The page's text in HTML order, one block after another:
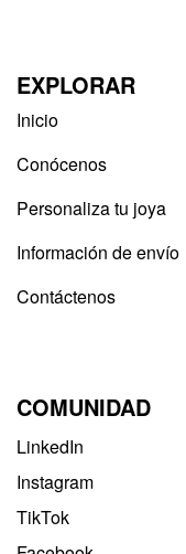
EXPLORAR
Inicio
Conócenos
Personaliza tu joya
Información de envío
Contáctenos
COMUNIDAD
LinkedIn
Instagram
TikTok